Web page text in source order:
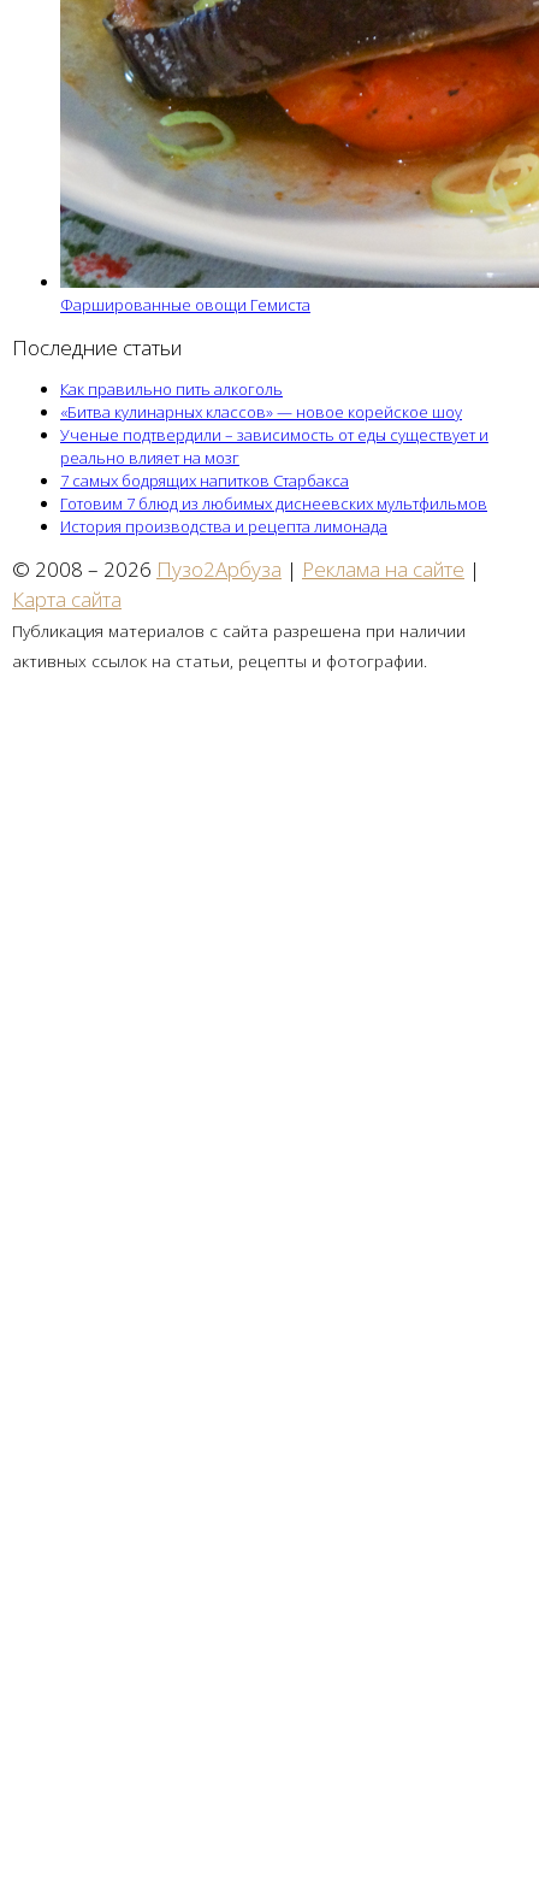
Фаршированные овощи Гемиста
Последние статьи
Как правильно пить алкоголь
«Битва кулинарных классов» — новое корейское шоу
Ученые подтвердили – зависимость от еды существует и
реально влияет на мозг
7 самых бодрящих напитков Старбакса
Готовим 7 блюд из любимых диснеевских мультфильмов
История производства и рецепта лимонада
© 2008 – 2026 Пузо2Арбуза | Реклама на сайте |
Карта сайта
Публикация материалов с сайта разрешена при наличии
активных ссылок на статьи, рецепты и фотографии.